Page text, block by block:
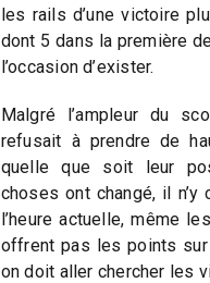
les rails d’une victoire
dont 5 dans la première
l’occasion d’exister.
Malgré l’ampleur du
refusait à prendre de
quelle que soit leur
choses ont changé, il
l’heure actuelle, même
offrent pas les points sur
on doit aller chercher les